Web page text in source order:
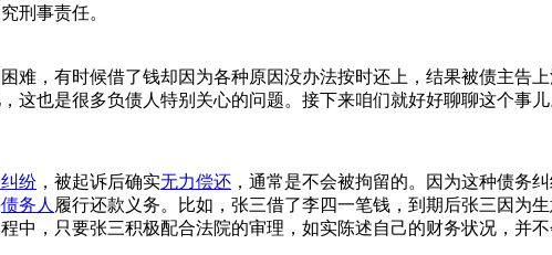
刑事责任。
难，有时候借了钱却因为各种原因没办法按时还上，结果被债主告
这也是很多负债人特别关心的问题。接下来咱们就好好聊聊这个事儿
纷 ，被起诉后确实无力偿还 ，通常是不会被拘留的。因为这种债务
债务人 履行还款义务。比如，张三借了李四一笔钱，到期后张三因为
中，只要张三积极配合法院的审理，如实陈述自己的财务状况，并不